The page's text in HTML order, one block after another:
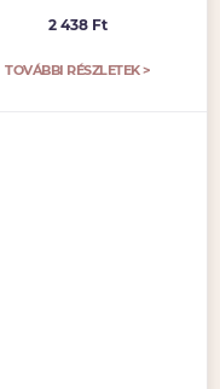
2 438 Ft
TOVÁBBI RÉSZLETEK >